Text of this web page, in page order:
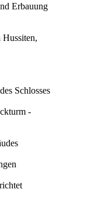
Erbauung
Hussiten,
Schlosses
-